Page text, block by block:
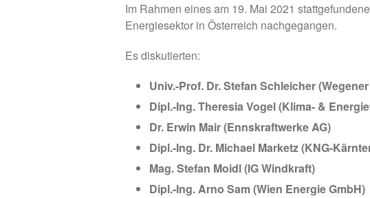
Im Rahmen eines am 19. Mai 2021
Energiesektor in Österreich nachgegangen.
Es diskutierten:
Univ.-Prof. Dr. Stefan Schleicher
Dipl.-Ing. Theresia Vogel (Klima- &
Dr. Erwin Mair (Ennskraftwerke AG)
Dipl.-Ing. Dr. Michael Marketz (KNG-
Mag. Stefan Moidl (IG Windkraft)
Dipl.-Ing. Arno Sam (Wien Energie GmbH)